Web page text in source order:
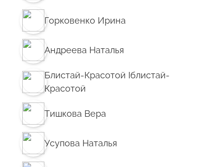
Горковенко Ирина
Андреева Наталья
Блистай-Красотой Iблистай-
Красотой
Тишкова Вера
Усупова Наталья